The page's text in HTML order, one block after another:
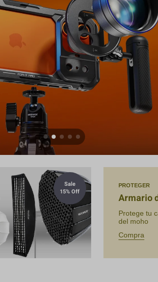
Sale
15% Off
PROTEGER
Armario
Protege tu
del moho
Compra